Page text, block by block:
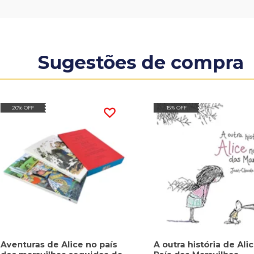
Sugestões de compra
20% OFF
Aventuras de Alice no país
15% OFF
A outra história de